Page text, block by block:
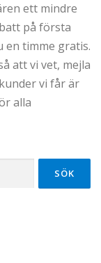
ett mindre
på första
en timme gratis.
att vi vet, mejla
vi får är
alla